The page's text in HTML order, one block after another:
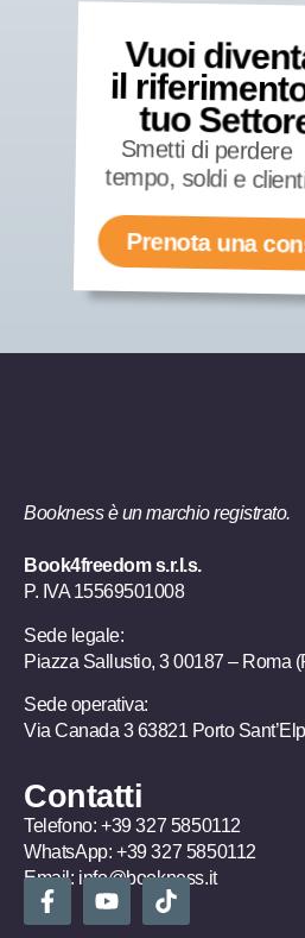
Vuoi
il
tuo
Smetti di perdere
tempo, soldi e
Prenota una
Bookness è un marchio registrato.
Book4freedom s.r.l.s.
P. IVA ​15569501008
Sede legale:
Piazza Sallustio, 3 00187 – Roma
Sede operativa:
Via Canada 3 63821 Porto
Contatti
Telefono: +39 327 5850112
WhatsApp: +39 327 5850112
Email: info@bookness.it